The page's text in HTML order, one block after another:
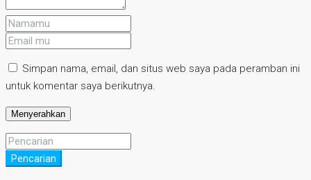
Simpan nama, email, dan situs web saya pada peramban ini
untuk komentar saya berikutnya.
Pencarian